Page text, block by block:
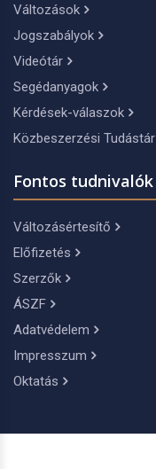
Változások
Jogszabályok
Videótár
Segédanyagok
Kérdések-válaszok
Közbeszerzési Tudástár
Fontos tudnivalók
Változásértesítő
Előfizetés
Szerzők
ÁSZF
Adatvédelem
Impresszum
Oktatás